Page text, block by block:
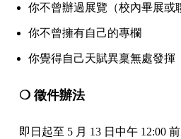
你不曾辦過展覽（校內畢展或
你不曾擁有自己的專欄
你覺得自己天賦異稟無處發揮
❍ 徵件辦法
即日起至 5 月 13 日中午 12:00